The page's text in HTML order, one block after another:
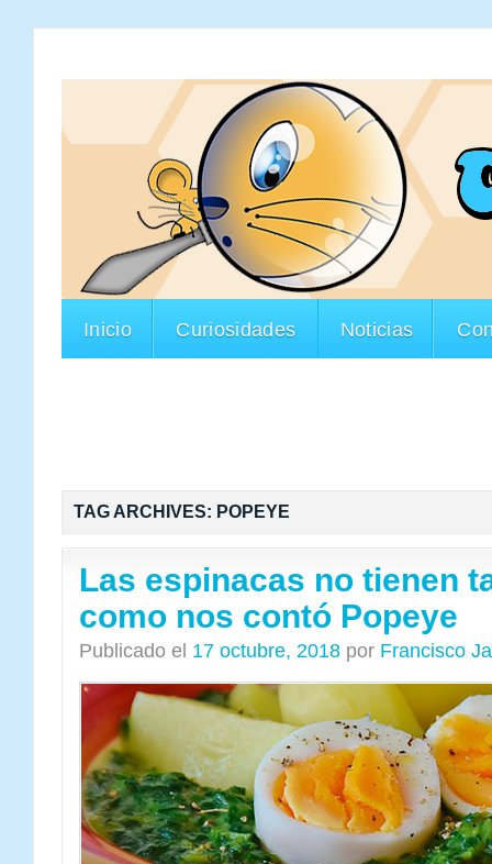
Inicio Curiosidades Noticias
TAG ARCHIVES: POPEYE
Las espinacas no tienen
como nos contó Popeye
Publicado el 17 octubre, 2018 por Francisco